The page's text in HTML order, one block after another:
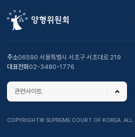
주소06590 서울특별시 서초구 서초대로 219
대표전화02-3480-1776
관련사이트
COPYRIGHT© SUPREME COURT OF KOREA. ALL